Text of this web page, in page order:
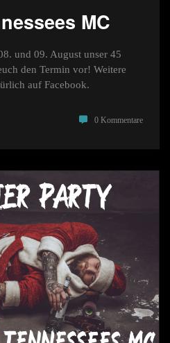
MC
und 09. August unser 45
den Termin vor! Weitere
auf Facebook.
0 Kommentare